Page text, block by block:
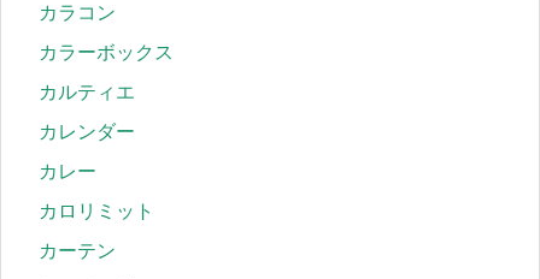
カラコン
カラーボックス
カルティエ
カレンダー
カレー
カロリミット
カーテン